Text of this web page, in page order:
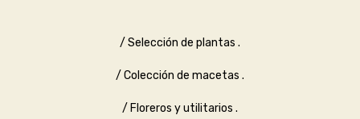
/ Selección de plantas .
/ Colección de macetas .
/ Floreros y utilitarios .